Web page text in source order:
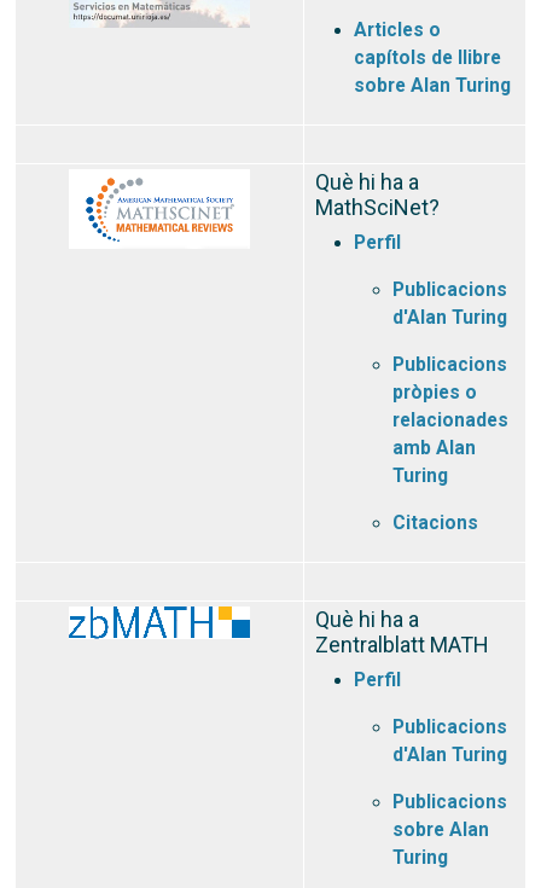
Articles o
capítols de llibre
sobre Alan Turing
Què hi ha a
MathSciNet?
Perfil
Publicacions
d'Alan Turing
Publicacions
pròpies o
relacionades
amb Alan
Turing
Citacions
Què hi ha a
Zentralblatt MATH
Perfil
Publicacions
d'Alan Turing
Publicacions
sobre Alan
Turing